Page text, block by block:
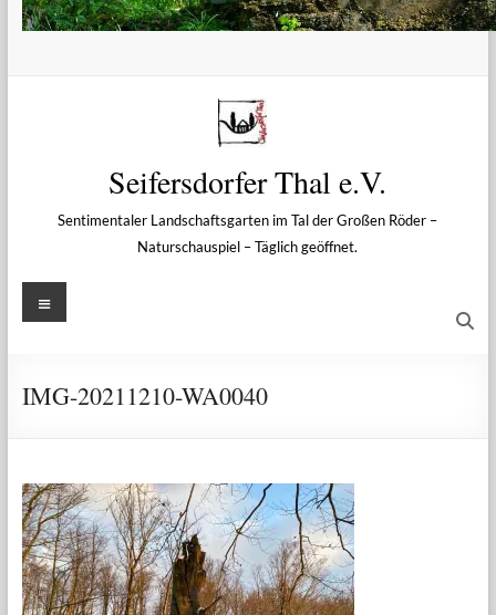
Seifersdorfer Thal e.V.
Sentimentaler Landschaftsgarten im Tal der Großen Röder –
Naturschauspiel – Täglich geöffnet.
Menü
IMG-20211210-WA0040